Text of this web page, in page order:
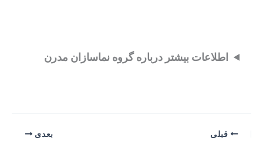
اطلاعات بیشتر درباره گروه نماسازان مدرن
قبلی بعدی